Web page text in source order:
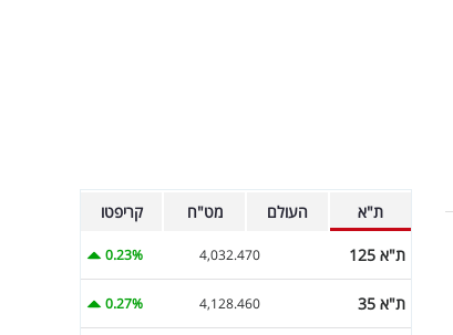
ת"א העולם מט"ח קריפטו
ת"א 125 4,032.470
0.23%
ת"א 35 4,128.460
0.27%